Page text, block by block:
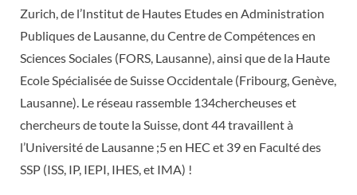
Zurich, de l’Institut de Hautes Etudes en Administration
Publiques de Lausanne, du Centre de Compétences en
Sciences Sociales (FORS, Lausanne), ainsi que de la Haute
Ecole Spécialisée de Suisse Occidentale (Fribourg, Genève,
Lausanne). Le réseau rassemble 134chercheuses et
chercheurs de toute la Suisse, dont 44 travaillent à
l’Université de Lausanne ;5 en HEC et 39 en Faculté des
SSP (ISS, IP, IEPI, IHES, et IMA) !